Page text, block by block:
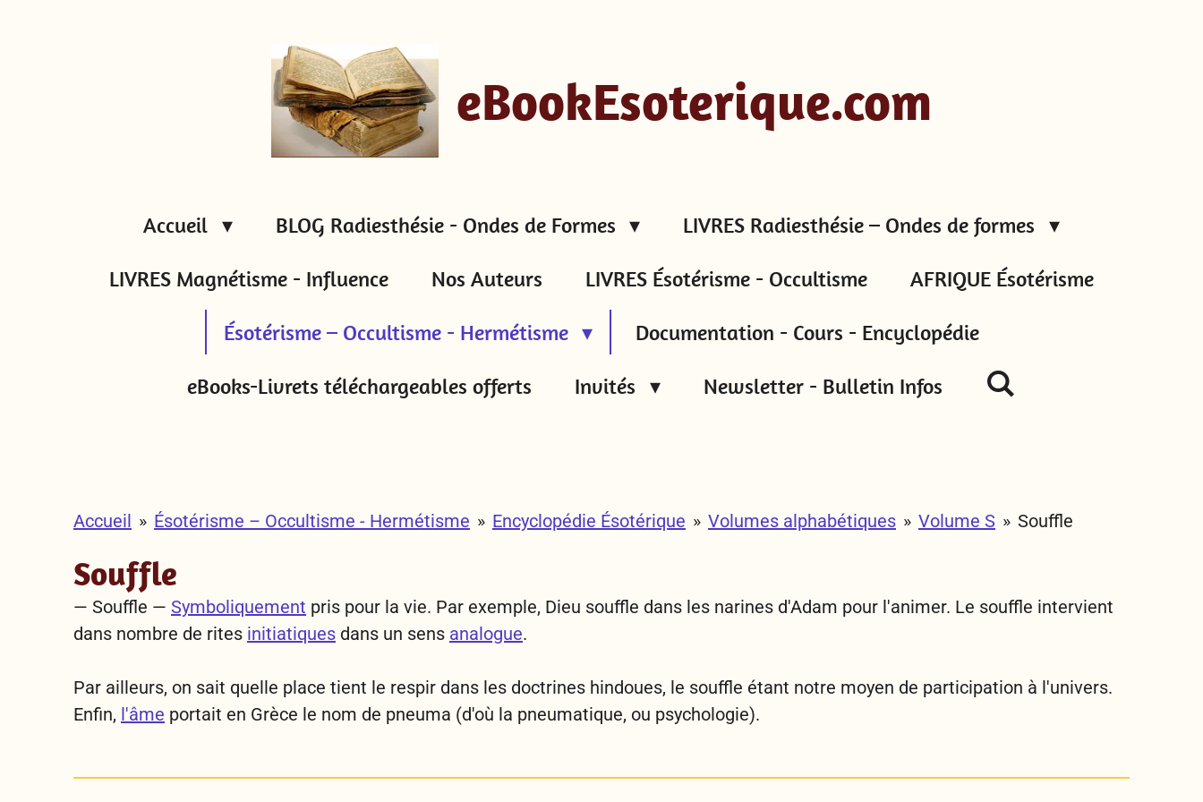
eBookEsoterique.com
Accueil BLOG Radiesthésie - Ondes de Formes
LIVRES Radiesthésie – Ondes de formes
LIVRES Magnétisme - Influence
Nos Auteurs LIVRES Ésotérisme - Occultisme
AFRIQUE Ésotérisme
Ésotérisme – Occultisme - Hermétisme
Documentation - Cours - Encyclopédie
eBooks-Livrets téléchargeables offerts
Invités Newsletter - Bulletin Infos
Accueil » Ésotérisme – Occultisme - Hermétisme » Encyclopédie Ésotérique » Volumes alphabétiques » Volume S » Souffle
Souffle
— Souffle — Symboliquement pris pour la vie. Par exemple, Dieu souffle dans les narines d'Adam pour l'animer. Le souffle intervient
dans nombre de rites initiatiques dans un sens analogue.
Par ailleurs, on sait quelle place tient le respir dans les doctrines hindoues, le souffle étant notre moyen de participation à l'univers.
Enfin, l'âme portait en Grèce le nom de pneuma (d'où la pneumatique, ou psychologie).